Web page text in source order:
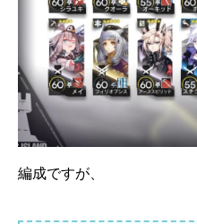
編成ですが、